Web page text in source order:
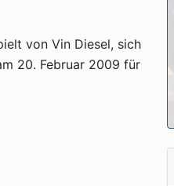
von Vin Diesel, sich
20. Februar 2009 für